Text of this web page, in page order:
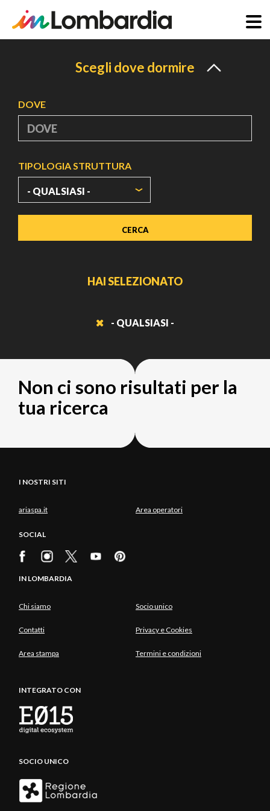
Scegli dove dormire
DOVE
TIPOLOGIA STRUTTURA
HAI SELEZIONATO
- QUALSIASI -
Non ci sono risultati per la
tua ricerca
I NOSTRI SITI
ariaspa.it Area operatori
SOCIAL
IN LOMBARDIA
Chi siamo Socio unico
Contatti Privacy e Cookies
Area stampa Termini e condizioni
INTEGRATO CON
SOCIO UNICO